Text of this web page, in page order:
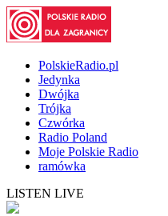
PolskieRadio.pl
Jedynka
Dwójka
Trójka
Czwórka
Radio Poland
Moje Polskie Radio
ramówka
LISTEN LIVE